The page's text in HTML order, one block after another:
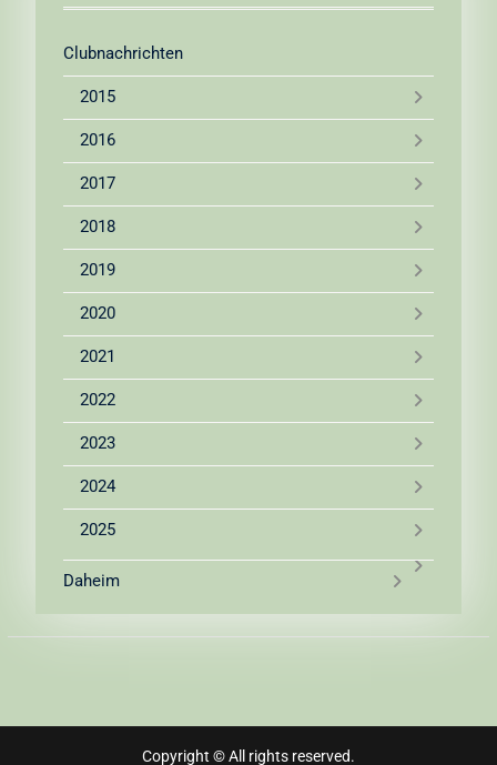
Clubnachrichten
2015
2016
2017
2018
2019
2020
2021
2022
2023
2024
2025
Daheim
Copyright © All rights reserved.